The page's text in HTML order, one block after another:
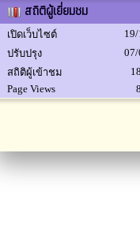
สถิติผู้เยี่ยมชม
เปิดเว็บไซต์
ปรับปรุง
07/
สถิติผู้เข้าชม
Page Views